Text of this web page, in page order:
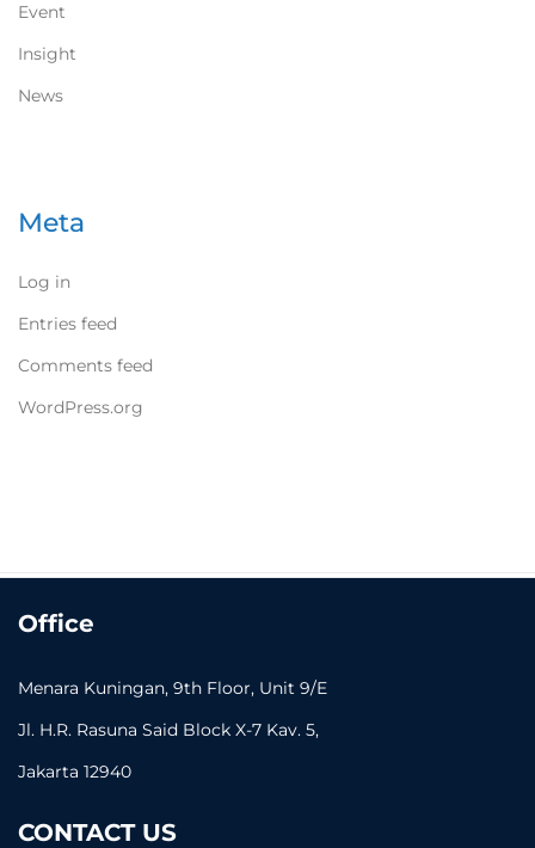
Event
Insight
News
Meta
Log in
Entries feed
Comments feed
WordPress.org
Office
Menara Kuningan, 9th Floor, Unit 9/E
Jl. H.R. Rasuna Said Block X-7 Kav. 5,
Jakarta 12940
CONTACT US